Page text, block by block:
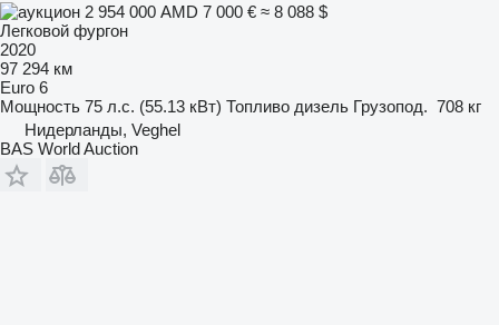
2 954 000 AMD 7 000 € ≈ 8 088 $
Легковой фургон
2020
97 294 км
Euro 6
Мощность 75 л.с. (55.13 кВт) Топливо дизель Грузопод. 708 кг
Нидерланды, Veghel
BAS World Auction